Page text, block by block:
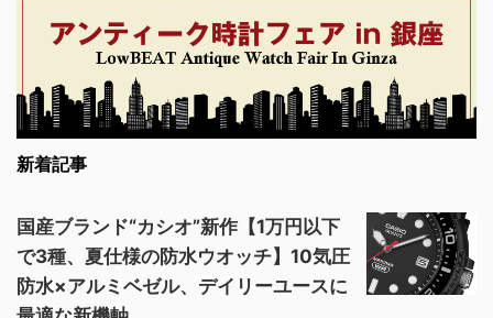
新着記事
国産ブランド“カシオ”新作【1万円以下
で3種、夏仕様の防水ウオッチ】10気圧
防水×アルミベゼル、デイリーユースに